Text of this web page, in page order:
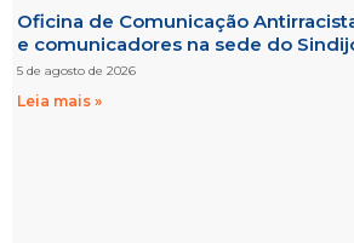
Oficina de Comunicação
e comunicadores na sede do
5 de agosto de 2026
Leia mais »